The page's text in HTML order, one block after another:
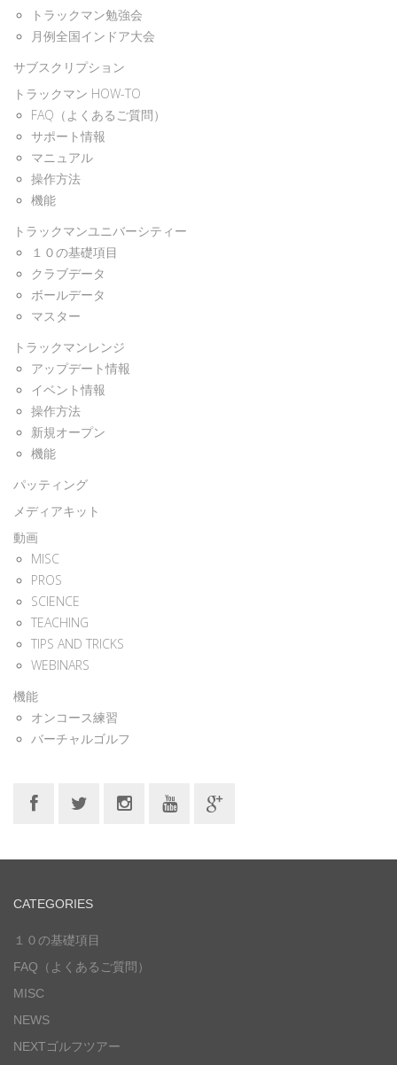
トラックマン勉強会
月例全国インドア大会
サブスクリプション
トラックマン HOW-TO
FAQ（よくあるご質問）
サポート情報
マニュアル
操作方法
機能
トラックマンユニバーシティー
１０の基礎項目
クラブデータ
ボールデータ
マスター
トラックマンレンジ
アップデート情報
イベント情報
操作方法
新規オープン
機能
パッティング
メディアキット
動画
MISC
PROS
SCIENCE
TEACHING
TIPS AND TRICKS
WEBINARS
機能
オンコース練習
バーチャルゴルフ
CATEGORIES
１０の基礎項目
FAQ（よくあるご質問）
MISC
NEWS
NEXTゴルフツアー